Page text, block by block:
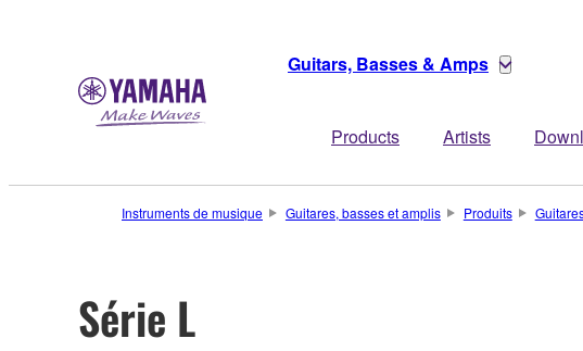
Guitars, Basses & Amps
Products Artists
Instruments de musique Guitares, basses et amplis Produits
Série L